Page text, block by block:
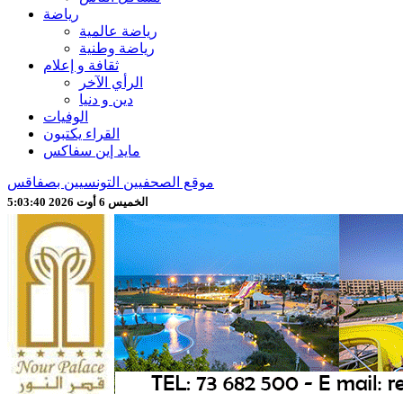
رياضة
رياضة عالمية
رياضة وطنية
ثقافة و إعلام
الرأي الآخر
دين و دنيا
الوفيات
القراء يكتبون
مايد إين سفاكس
موقع الصحفيين التونسيين بصفاقس
الخميس 6 أوت 2026 5:03:42